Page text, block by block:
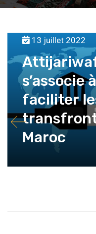
13 juillet 2022
s’associe
faciliter
Maroc